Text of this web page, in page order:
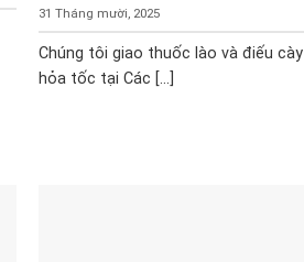
31 Tháng mười, 2025
Chúng tôi giao thuốc lào và điếu cày
hỏa tốc tại Các [...]